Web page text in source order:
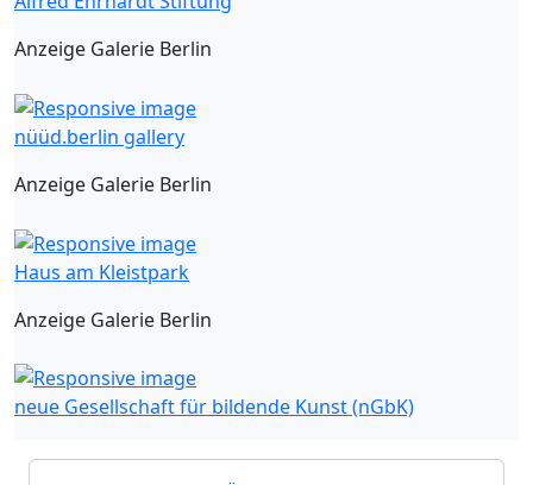
Anzeige Galerie Berlin
nüüd.berlin gallery
Anzeige Galerie Berlin
Haus am Kleistpark
Anzeige Galerie Berlin
neue Gesellschaft für bildende Kunst (nGbK)